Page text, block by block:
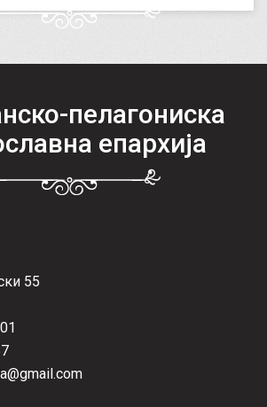
пелагониска
епархија
55